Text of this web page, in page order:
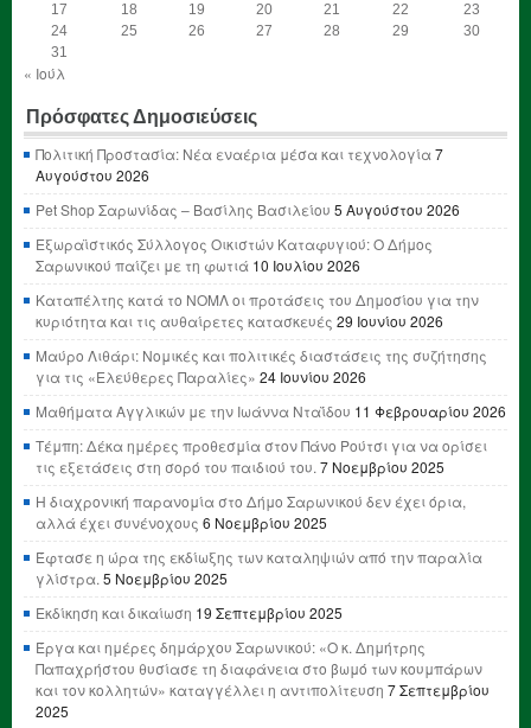
17
18 19 20 21 22
23
24
25 26 27 28 29
30
31
« Ιούλ
Πρόσφατες Δημοσιεύσεις
Πολιτική Προστασία: Νέα εναέρια μέσα και τεχνολογία7
Αυγούστου 2026
Pet Shop Σαρωνίδας – Βασίλης Βασιλείου 5 Αυγούστου 2026
Εξωραϊστικός Σύλλογος Οικιστών Καταφυγιού: Ο Δήμος
Σαρωνικού παίζει με τη φωτιά 10 Ιουλίου 2026
Καταπέλτης κατά το ΝΟΜΛ οι προτάσεις του Δημοσίου για την
κυριότητα και τις αυθαίρετες κατασκευές 29 Ιουνίου 2026
Μαύρο Λιθάρι: Νομικές και πολιτικές διαστάσεις της συζήτησης
για τις «Ελεύθερες Παραλίες» 24 Ιουνίου 2026
Μαθήματα Αγγλικών με την Ιωάννα Νταΐδου 11 Φεβρουαρίου 2026
Τέμπη: Δέκα ημέρες προθεσμία στον Πάνο Ρούτσι για να ορίσει
τις εξετάσεις στη σορό του παιδιού του. 7 Νοεμβρίου 2025
Η διαχρονική παρανομία στο Δήμο Σαρωνικού δεν έχει όρια,
αλλά έχει συνένοχους 6 Νοεμβρίου 2025
Έφτασε η ώρα της εκδίωξης των καταληψιών από την παραλία
γλίστρα. 5 Νοεμβρίου 2025
Εκδίκηση και δικαίωση 19 Σεπτεμβρίου 2025
Έργα και ημέρες δημάρχου Σαρωνικού: «Ο κ. Δημήτρης
Παπαχρήστου θυσίασε τη διαφάνεια στο βωμό των κουμπάρων
και τον κολλητών» καταγγέλλει η αντιπολίτευση 7 Σεπτεμβρίου
2025